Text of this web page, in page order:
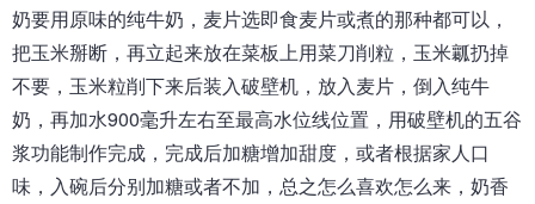
奶要用原味的纯牛奶，麦片选即食麦片或煮的那种都可以，
把玉米掰断，再立起来放在菜板上用菜刀削粒，玉米瓤扔掉
不要，玉米粒削下来后装入破壁机，放入麦片，倒入纯牛
奶，再加水900毫升左右至最高水位线位置，用破壁机的五谷
浆功能制作完成，完成后加糖增加甜度，或者根据家人口
味，入碗后分别加糖或者不加，总之怎么喜欢怎么来，奶香